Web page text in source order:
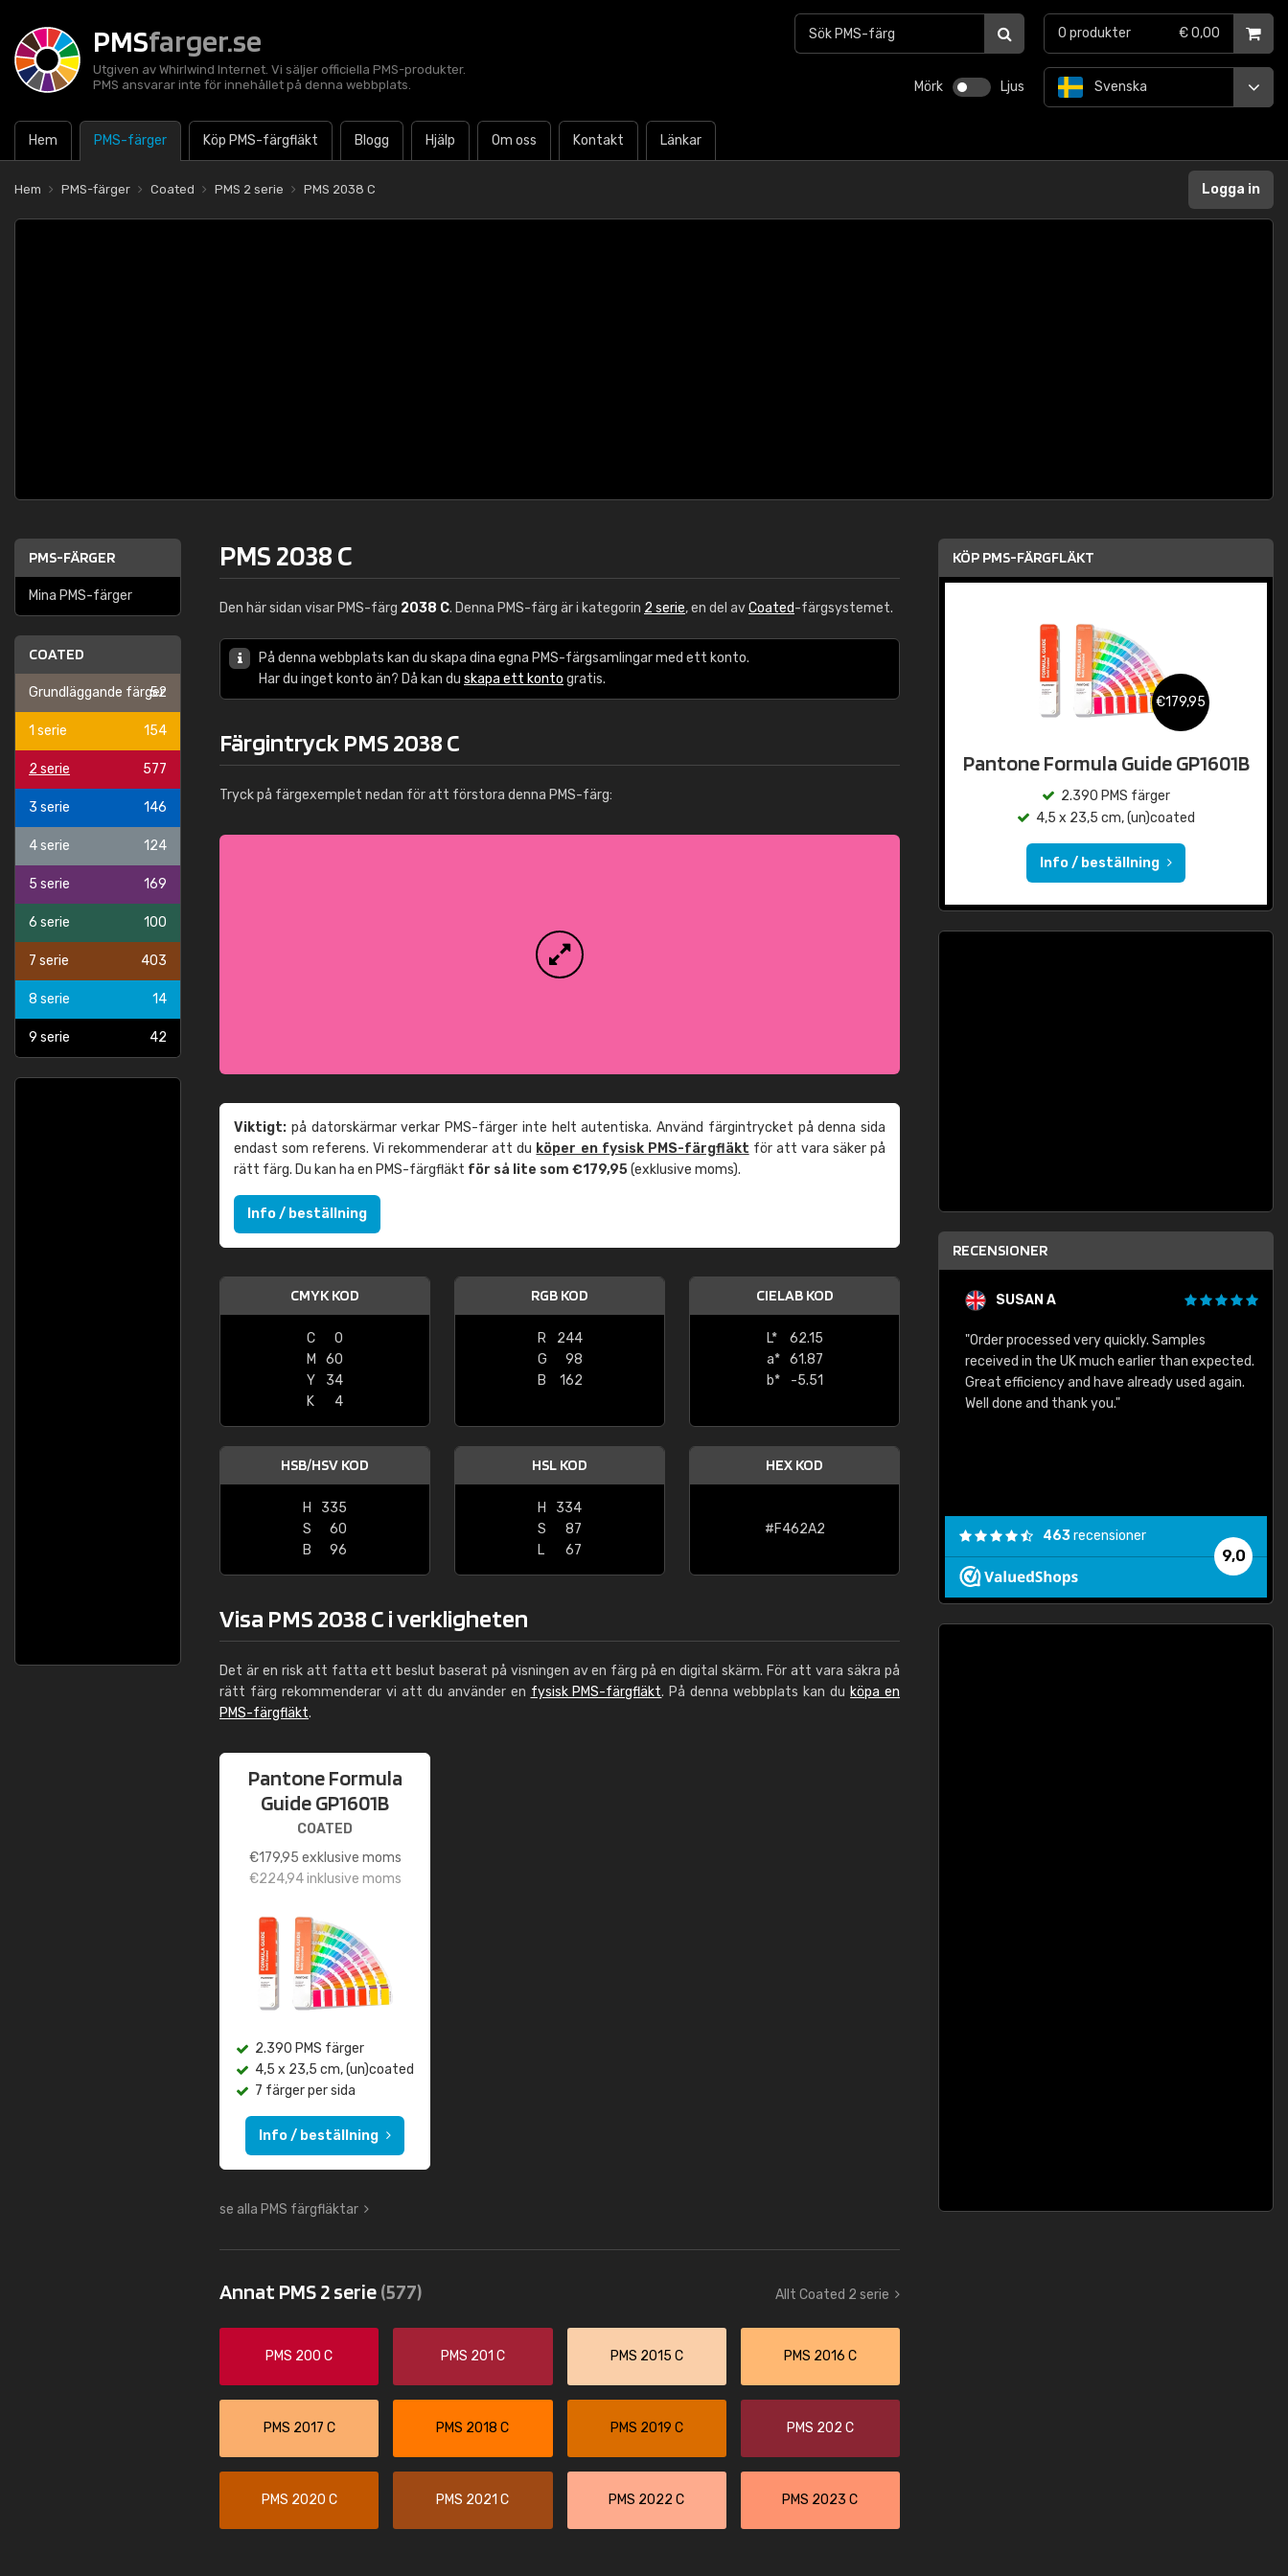
PMSfarger.se
Utgiven av Whirlwind Internet. Vi säljer officiella PMS-produkter.
PMS ansvarar inte för innehållet på denna webbplats.
Mörk Ljus
Hem PMS-färger Köp PMS-färgfläkt Blogg Hjälp Om oss Kontakt Länkar
Svenska
0 produkter € 0,00
Hem PMS-färger Coated PMS 2 serie PMS 2038 C Logga in
PMS-FÄRGER
Mina PMS-färger
COATED
Grundläggande färger
52
1 serie 154
2 serie 577
3 serie 146
4 serie 124
5 serie 169
6 serie 100
7 serie 403
8 serie 14
9 serie 42
PMS 2038 C
Den här sidan visar PMS-färg 2038 C. Denna PMS-färg är i kategorin 2 serie, en del avCoated-färgsystemet.
På denna webbplats kan du skapa dina egna PMS-färgsamlingar med ett konto.
Har du inget konto än? Då kan du skapa ett konto gratis.
Färgintryck PMS 2038 C
Tryck på färgexemplet nedan för att förstora denna PMS-färg:
Viktigt: på datorskärmar verkar PMS-färger inte helt autentiska. Använd färgintrycket på denna sida
endast som referens. Vi rekommenderar att du köper en fysisk PMS-färgfläkt för att vara säker på
rätt färg. Du kan ha en PMS-färgfläkt för så lite som €179,95(exklusive moms).
Info / beställning
CMYK KOD
C
0
M
60
Y
34
K
4
RGB KOD
R
244
G
98
B
162
CIELAB KOD
L*
62.15
a*
61.87
b*
-5.51
HSB/HSV KOD
H
335
S
60
B
96
HSL KOD
H
334
S
87
L
67
HEX KOD
#F462A2
Visa PMS 2038 C i verkligheten
Det är en risk att fatta ett beslut baserat på visningen av en färg på en digital skärm. För att vara säkra på
rätt färg rekommenderar vi att du använder en fysisk PMS-färgfläkt. På denna webbplats kan du köpa en
PMS-färgfläkt.
Pantone Formula
Guide GP1601B
COATED
€179,95 exklusive moms
€224,94inklusive moms
2.390 PMS färger
4,5 x 23,5 cm, (un)coated
7 färger per sida
Info / beställning
se alla PMS färgfläktar
Annat PMS 2 serie(577) Allt Coated 2 serie
PMS 200 C PMS 201 C PMS 2015 C PMS 2016 C
PMS 2017 C PMS 2018 C PMS 2019 C PMS 202 C
PMS 2020 C PMS 2021 C PMS 2022 C PMS 2023 C
KÖP PMS-FÄRGFLÄKT
€179,95
Pantone Formula Guide GP1601B
2.390 PMS färger
4,5 x 23,5 cm, (un)coated
Info / beställning
RECENSIONER
Leinster Home and
"Great product and speedy delivery"
SUSAN A
"Order processed very quickly. Samples
received in the UK much earlier than expected.
Great efficiency and have already used again.
Well done and thank you."
9,0
463recensioner